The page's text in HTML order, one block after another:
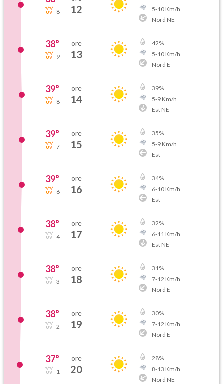
8 12
5-10Km/h
Nord NE
38°
9
ore
13
42%
5-10Km/h
Nord E
39°
8
ore
14
39%
5-9Km/h
Est NE
39°
7
ore
15
35%
5-9Km/h
Est
39°
6
ore
16
34%
6-10Km/h
Est
38°
4
ore
17
32%
6-11 Km/h
Est NE
38°
3
ore
18
31%
7-12 Km/h
Nord E
38°
2
ore
19
30%
7-12 Km/h
Nord E
37°
1
ore
20
28%
8-13 Km/h
Nord NE